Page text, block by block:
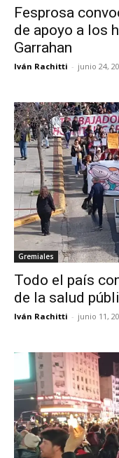
Fesprosa
de apoyo a los
Garrahan
Iván Rachitti - junio 24,
Gremiales
Todo el país
de la salud
Iván Rachitti - junio 11,